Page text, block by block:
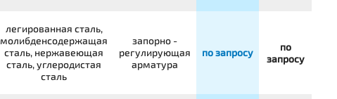
легированная сталь,
молибденсодержащая
сталь, нержавеющая
сталь, углеродистая
сталь
запорно -
регулирующая
арматура
по запросу
по
запросу